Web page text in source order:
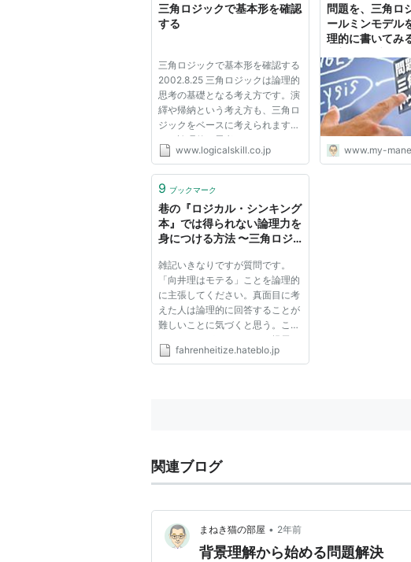
三角ロジックで基本形を確認
する
三角ロジックで基本形を確認する
2002.8.25 三角ロジックは論理的
思考の基礎となる考え方です。演
繹や帰納という考え方も、三角ロ
ジックをベースに考えられます。
より論理的な思考をするために
は、この三角ロジックを階層的に
クとは 論理的な主張には、客観
張...
www.logicalskill.co.jp
問題を、三角ロ
ールミンモデル
理的に書いてみ
www.my-
9 ブックマーク
巷の『ロジカル・シンキング
本』では得られない論理力を
身につける方法 〜三角ロジ
- My Favorite, Addict and
Rhetoric Lovers Only
雑記いきなりですが質問です。
「向井理はモテる」ことを論理的
に主張してください。真面目に考
えた人は論理的に回答することが
難しいことに気づくと思う。ここ
でひとつのガイドラインを提示し
ようと思う。それは論理力を身に
fahrenheitize.hateblo.jp
関連ブログ
まねき猫の部屋 • 2年前
背景理解から始める問題解決